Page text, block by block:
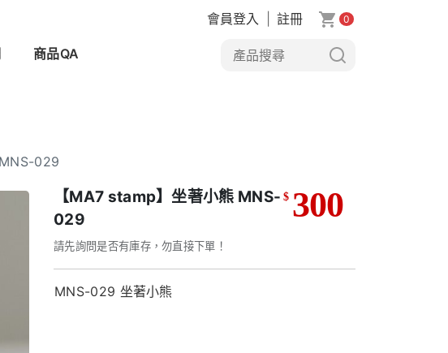
商品QA
會員登入 註冊 0
029
【MA7 stamp】坐著小熊 MNS-
029
請先詢問是否有庫存，勿直接下單！
$ 300
MNS-029 坐著小熊